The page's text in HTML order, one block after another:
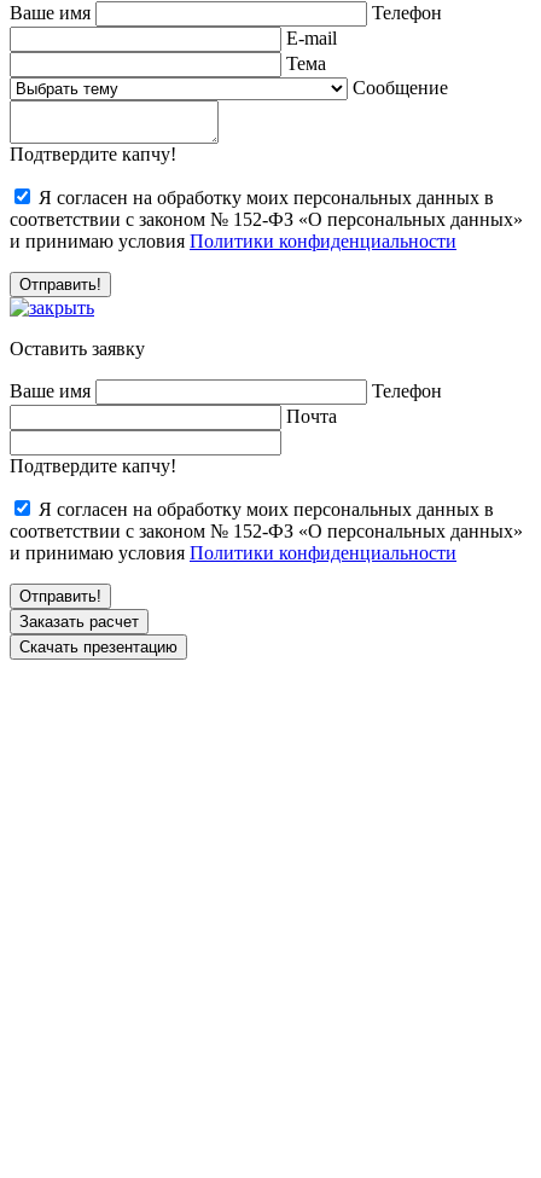
Ваше имя
Телефон
E-mail
Тема
Сообщение
Подтвердите капчу!
Я согласен на обработку моих персональных данных в
соответствии с законом № 152-ФЗ «О персональных данных»
и принимаю условия Политики конфиденциальности
Оставить заявку
Ваше имя
Телефон
Почта
Подтвердите капчу!
Я согласен на обработку моих персональных данных в
соответствии с законом № 152-ФЗ «О персональных данных»
и принимаю условия Политики конфиденциальности
Заказать расчет
Скачать презентацию